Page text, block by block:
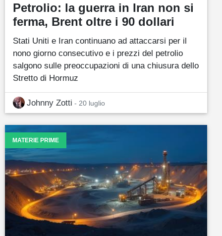
Petrolio: la guerra in Iran non si
ferma, Brent oltre i 90 dollari
Stati Uniti e Iran continuano ad attaccarsi per il
nono giorno consecutivo e i prezzi del petrolio
salgono sulle preoccupazioni di una chiusura dello
Stretto di Hormuz
Johnny Zotti - 20 luglio
MATERIE PRIME